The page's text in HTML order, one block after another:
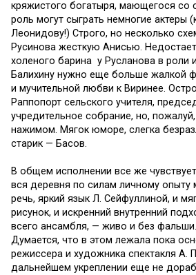
кряжистого богатыря, мающегося со
роль могут сыграть немногие актеры
Леонидову!) Строго, но несколько
Русинова жесткую Анисью.
холеного барина у Русланова в роли
Балихину нужно еще больше жалкой
и мучительной любви к Виринее.
Раппопорт сельского учителя,
учредительное собрание, но,
нажимом. Мягок юморе, слегка
старик — Басов.
В общем исполнении все же
вся деревня по силам личному
речь, яркий язык Л. Сейфуллиной, и
рисунок, и искренний внутренний
всего ансамбля, — живо и без
Думается, что в этом лежала пока
режиссера и художника спектакля А.
дальнейшем укреплении еще не